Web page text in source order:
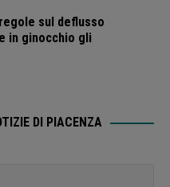
sul deflusso
in ginocchio gli
DI PIACENZA